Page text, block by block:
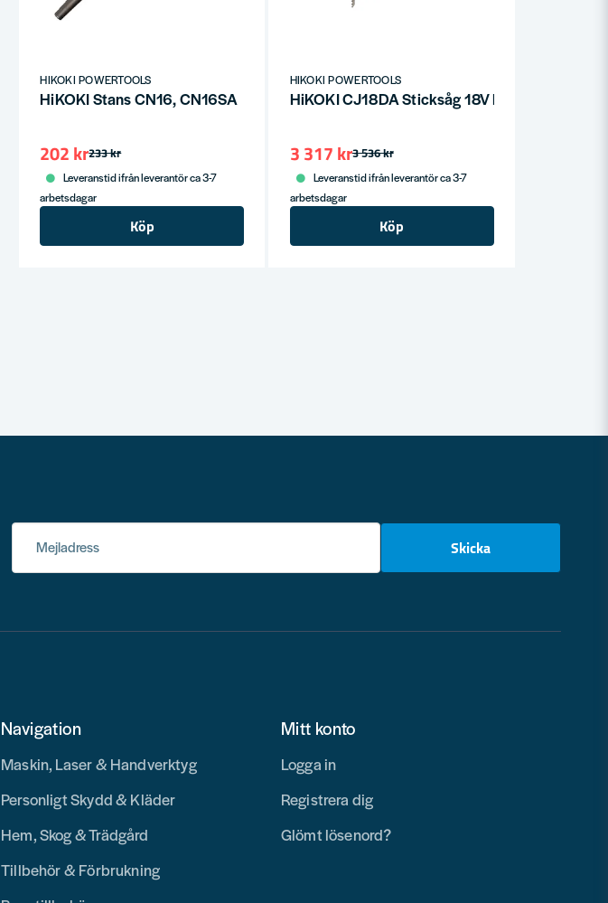
HIKOKI POWERTOOLS
HiKOKI Stans CN16, CN16SA
233 kr
202 kr
Leveranstid ifrån leverantör ca 3-7
arbetsdagar
Köp
HIKOKI POWERTOOLS
HiKOKI CJ18DA Sticksåg 18V HCS (utan
3 536 kr
3 317 kr
Leveranstid ifrån leverantör ca 3-7
arbetsdagar
Köp
Mejladress Skicka
Navigation
Maskin, Laser & Handverktyg
Personligt Skydd & Kläder
Hem, Skog & Trädgård
Tillbehör & Förbrukning
Mitt konto
Logga in
Registrera dig
Glömt lösenord?